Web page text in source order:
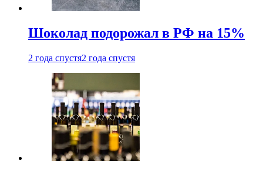
Шоколад подорожал в РФ на 15%
2 года спустя2 года спустя